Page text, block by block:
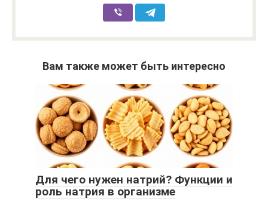
Вам также может быть интересно
Для чего нужен натрий? Функции и
роль натрия в организме